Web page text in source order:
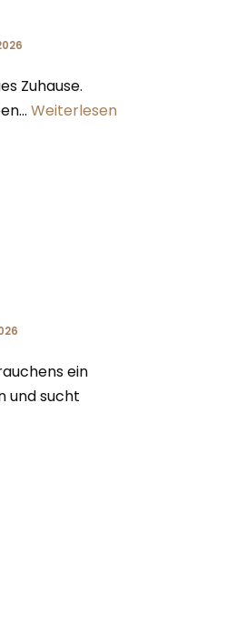
Zuhause.
Weiterlesen
ein
und sucht